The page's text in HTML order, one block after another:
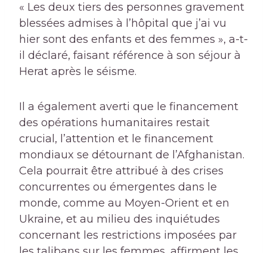
« Les deux tiers des personnes gravement
blessées admises à l’hôpital que j’ai vu
hier sont des enfants et des femmes », a-t-
il déclaré, faisant référence à son séjour à
Herat après le séisme.
Il a également averti que le financement
des opérations humanitaires restait
crucial, l’attention et le financement
mondiaux se détournant de l’Afghanistan.
Cela pourrait être attribué à des crises
concurrentes ou émergentes dans le
monde, comme au Moyen-Orient et en
Ukraine, et au milieu des inquiétudes
concernant les restrictions imposées par